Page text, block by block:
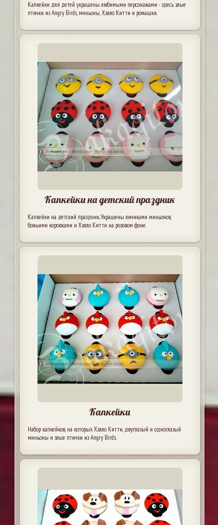
Капкейки для детей украшены любимыми персонажами - здесь злые
птички из Angry Birds, миньоны, Хэлло Китти и ромашки.
Капкейки на детский праздник
Капкейки на детский праздник. Украшены личиками миньонов,
божьими коровками и Хэлло Китти на розовом фоне.
Капкейки
Набор капкейков, на которых Хэлло Китти, двуглазый и одноглазый
миньоны и злые птички из Angry Birds.